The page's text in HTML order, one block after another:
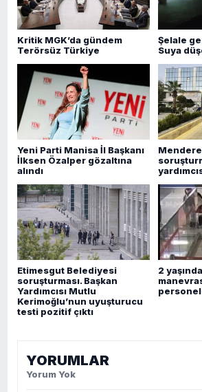
Kritik MGK’da gündem
Terörsüz Türkiye
Şelale
Suya
Yeni Parti Manisa İl Başkanı
İlksen Özalper gözaltına
alındı
Etimesgut Belediyesi
soruşturması. Başkan
Yardımcısı Mutlu
Kerimoğlu’nun uyuşturucu
testi pozitif çıktı
2
YORUMLAR
Yorum Yok